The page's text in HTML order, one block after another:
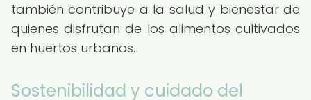
también contribuye a la salud y bienestar de
quienes disfrutan de los alimentos cultivados
en huertos urbanos.
Sostenibilidad y cuidado del